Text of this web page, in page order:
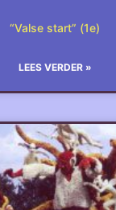
“Valse start” (1e)
LEES VERDER »